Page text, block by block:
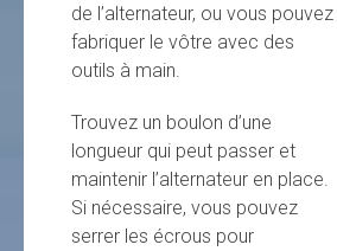
de l’alternateur, ou vous pouvez
fabriquer le vôtre avec des
outils à main.
Trouvez un boulon d’une
longueur qui peut passer et
maintenir l’alternateur en place.
Si nécessaire, vous pouvez
serrer les écrous pour